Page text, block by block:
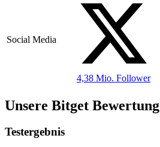
Social Media
4,38 Mio. Follower
Unsere Bitget Bewertung
Testergebnis